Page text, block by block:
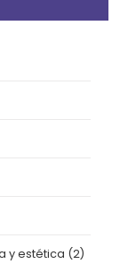
y estética (2)